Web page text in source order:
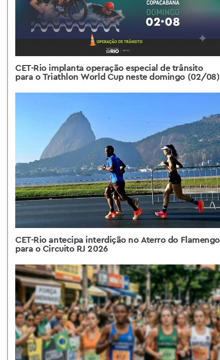
CET-Rio implanta operação especial de trânsito
para o Triathlon World Cup neste domingo (02/08)
CET-Rio antecipa interdição no Aterro do Flamengo
para o Circuito RJ 2026